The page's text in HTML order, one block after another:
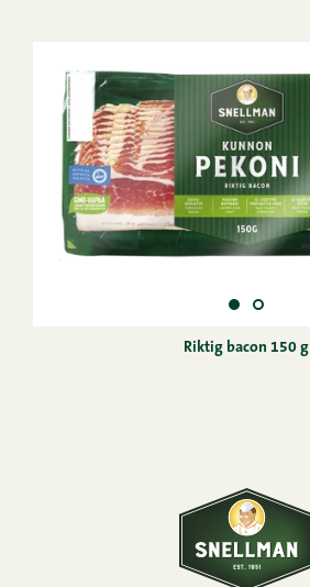
Riktig bacon 150 g